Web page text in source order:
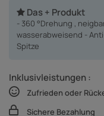
Das + Produkt
- 360 °Drehung ,
wasserabweisend -
Spitze
Inklusivleistungen :
Zufrieden oder
Sichere Bezahlung